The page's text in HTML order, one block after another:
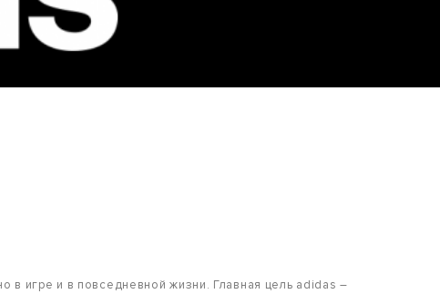
в игре и в повседневной жизни. Главная цель adidas –